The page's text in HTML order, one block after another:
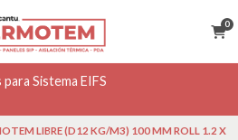
0
Sistema EIFS
LIBRE (D12 KG/M3) 100 MM ROLL 1.2 X